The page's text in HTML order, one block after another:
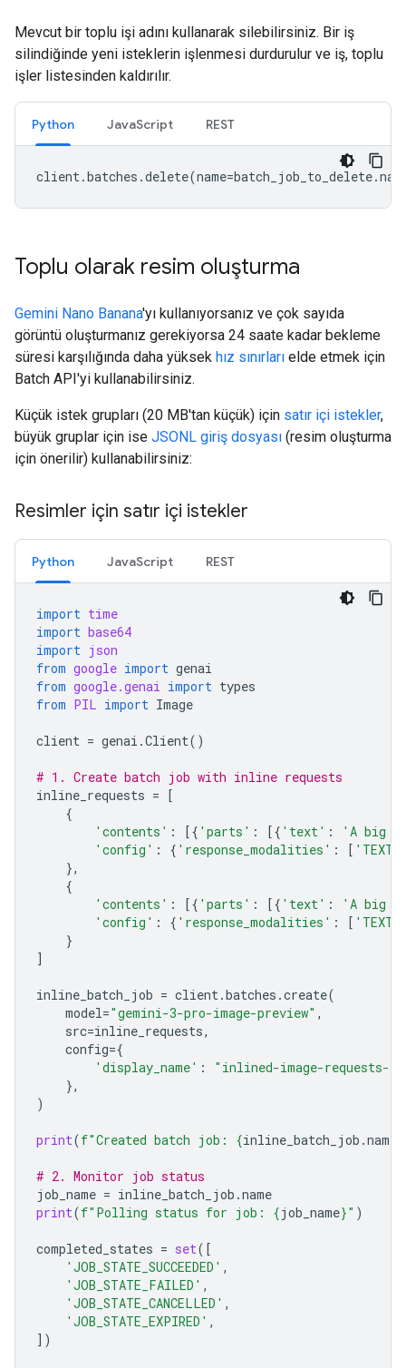
Mevcut bir toplu işi adını kullanarak silebilirsiniz. Bir iş
silindiğinde yeni isteklerin işlenmesi durdurulur ve iş, toplu
işler listesinden kaldırılır.
Python JavaScript REST
client.batches .delete(name=batch_job_to_delete.
Toplu olarak resim oluşturma
Gemini Nano Banana'yı kullanıyorsanız ve çok sayıda
görüntü oluşturmanız gerekiyorsa 24 saate kadar bekleme
süresi karşılığında daha yüksek hız sınırları elde etmek için
Batch API'yi kullanabilirsiniz.
Küçük istek grupları (20 MB'tan küçük) için satır içi istekler,
büyük gruplar için ise JSONL giriş dosyası (resim oluşturma
için önerilir) kullanabilirsiniz:
Resimler için satır içi istekler
Python JavaScript REST
import time
import base64
import json
from google import genai
from google.genai import types
from PIL import Image
client = genai .Client()
# 1. Create batch job with inline requests
inline_requests = [
{
'contents' : [{ 'parts' : [{ 'text' :
'A big
'config' : { 'response_modalities' : [ 'TEXT'
},
{
'contents' : [{ 'parts' : [{ 'text' :
'A big
'config' : { 'response_modalities' : [ 'TEXT'
}
]
inline_batch_job = client.batches .create(
model="gemini-3-pro-image-preview" ,
src=inline_requests,
config={
'display_name' :
"inlined-image-requests-
},
)
print(f"Created batch job: {inline_batch_job .name
# 2. Monitor job status
job_name = inline_batch_job .name
print(f"Polling status for job: {job_name}" )
completed_states = set([
'JOB_STATE_SUCCEEDED' ,
'JOB_STATE_FAILED' ,
'JOB_STATE_CANCELLED' ,
'JOB_STATE_EXPIRED' ,
])